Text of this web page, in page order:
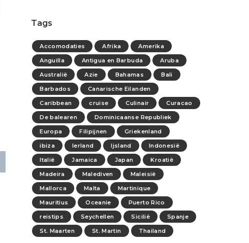
Tags
Accomodaties Afrika
Amerika
Anguilla
Antigua en Barbuda
Aruba
Australië
Azie Bahamas
Bali
Barbados
Canarische Eilanden
Caribbean
cruise Culinair
Curacao
De balearen
Dominicaanse Republiek
Europa
Filipijnen
Griekenland
ibiza
Ierland Ijsland
Indonesië
Italië
Jamaica Japan
Kroatië
Madeira
Malediven
Maleisië
Mallorca
Malta
Martinique
Mauritius
Oceanie
Puerto Rico
reistips
Seychellen Sicilië
Spanje
St. Maarten
St. Martin Thailand